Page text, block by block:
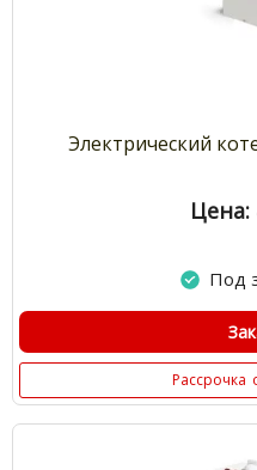
Электрический
Цена:
Под
Рассрочка